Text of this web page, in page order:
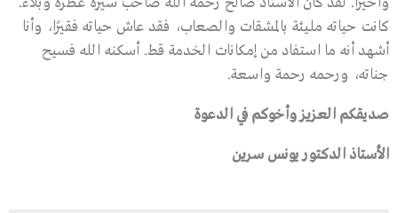
كانت حياته مليئة بالمشقات والصعاب، فقد عاش حياته فقيرًا، وأنا
أشهد أنه ما استفاد من إمكانات الخدمة قط. أسكنه الله فسيح
جناته، ورحمه رحمة واسعة.
صديقكم العزيز وأخوكم في الدعوة
الأستاذ الدكتور يونس سرين